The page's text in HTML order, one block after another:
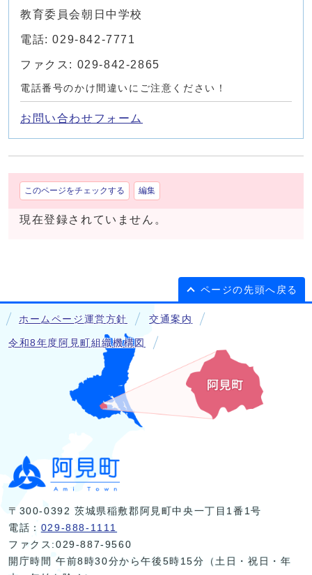
教育委員会朝日中学校
電話: 029-842-7771
ファクス: 029-842-2865
電話番号のかけ間違いにご注意ください！
お問い合わせフォーム
このページをチェックする 編集
現在登録されていません。
ページの先頭へ戻る
ホームページ運営方針 交通案内
令和8年度阿見町組織機構図
〒300-0392 茨城県稲敷郡阿見町中央一丁目1番1号
電話： 029-888-1111
ファクス:029-887-9560
開庁時間 午前8時30分から午後5時15分（土日・祝日・年